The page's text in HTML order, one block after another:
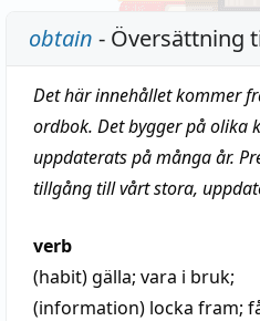
obtain - Översättning
Det här innehållet kommer
ordbok. Det bygger på olika
uppdaterats på många år.
tillgång till vårt stora,
verb
(habit)gälla; vara i bruk;
(information) locka fram;